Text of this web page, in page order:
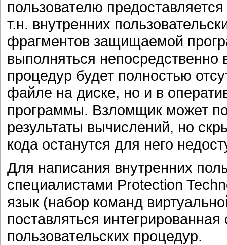
пользователю
т.н. внутренних
фрагментов защищаемой
выполняться непосредственно
процедур будет полностью
файле на диске, но и в
программы. Взломщик может
результаты вычислений, но
кода останутся для него
Для написания внутренних
специалистами Protection
язык (набор команд
поставляться
пользовательских процедур.